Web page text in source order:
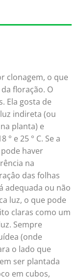
clonagem, o que
floração. O
Ela gosta de
indireta (ou
planta) e
e 25 ° C. Se a
haver
na
das folhas
adequada ou não
luz, o que pode
claras como um
Sempre
(onde
o lado que
ser plantada
em cubos,